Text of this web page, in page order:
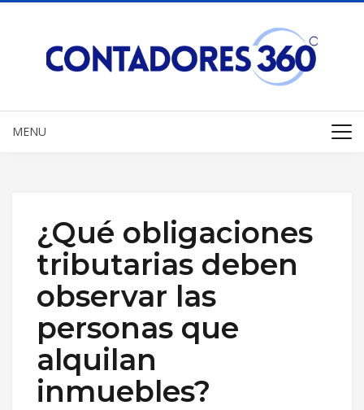
MENU
¿Qué obligaciones
tributarias deben
observar las
personas que
alquilan
inmuebles?